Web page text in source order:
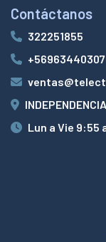
Contáctanos
322251855
+56963440307
Lun a Vie 9:55